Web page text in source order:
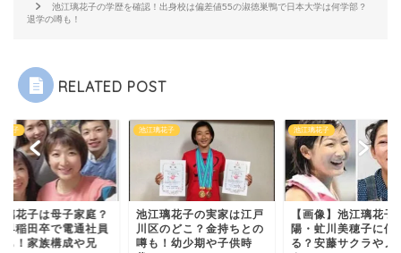
池江璃花子の学歴を確認！出身校は偏差値55の淑徳巣鴨で日本大学は何学部？
退学の噂も！
RELATED POST
花子
璃花子の実家は江戸
のどこ？金持ちとの
！幼少期や子供時
池江璃花子
【画像】池江璃花子は北
陽・虻川美穂子に似て
る？安藤サクラやノンス
池江璃花子
池江璃花子は母子家
兄は早稲田卒で電通
の噂も！家族構成や